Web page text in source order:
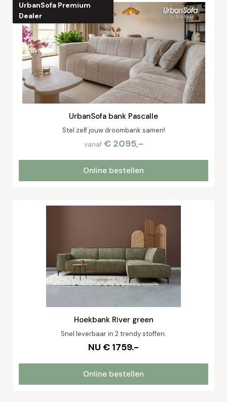
UrbanSofa Premium
Dealer
UrbanSofa bank Pascalle
Stel zelf jouw droombank samen!
vanaf € 2095,-
Online bestellen
Hoekbank River green
Snel leverbaar in 2 trendy stoffen.
NU € 1759.-
Online bestellen